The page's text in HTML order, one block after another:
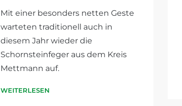
Mit einer besonders netten Geste
warteten traditionell auch in
diesem Jahr wieder die
Schornsteinfeger aus dem Kreis
Mettmann auf.
WEITERLESEN